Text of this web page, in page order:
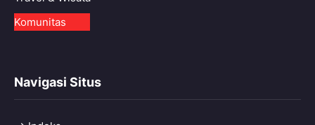
Komunitas
Navigasi Situs